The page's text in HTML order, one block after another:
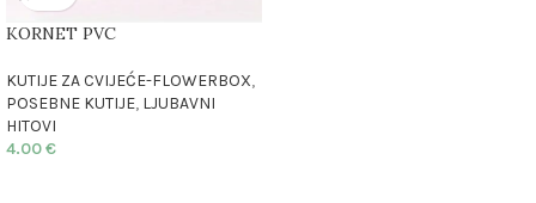
KORNET PVC
KUTIJE ZA CVIJEĆE-FLOWERBOX,
POSEBNE KUTIJE, LJUBAVNI
HITOVI
4.00€